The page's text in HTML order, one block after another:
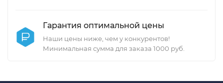
Гарантия оптимальной цены
Наши цены ниже, чем у конкурентов!
Минимальная сумма для заказа 1000 руб.